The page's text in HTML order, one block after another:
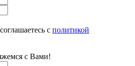
с политикой
с Вами!